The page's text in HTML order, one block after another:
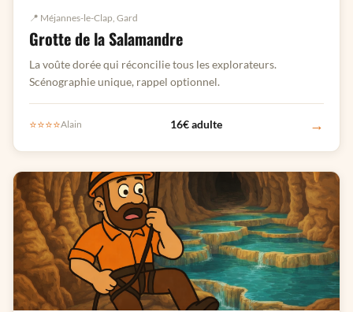
📍 Méjannes-le-Clap, Gard
Grotte de la Salamandre
La voûte dorée qui réconcilie tous les explorateurs.
Scénographie unique, rappel optionnel.
⭐⭐⭐⭐Alain 16€ adulte →